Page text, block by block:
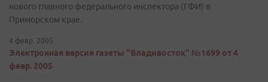
нового главного федерального инспектора (ГФИ) в
Приморском крае.
4 февр. 2005
Электронная версия газеты "Владивосток" №1699 от 4
февр. 2005